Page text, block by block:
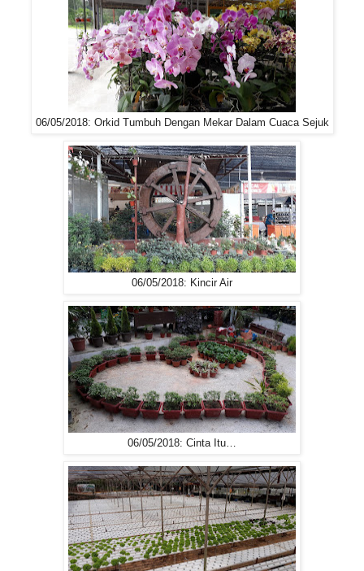
06/05/2018: Orkid Tumbuh Dengan Mekar Dalam Cuaca Sejuk
06/05/2018: Kincir Air
06/05/2018: Cinta Itu…